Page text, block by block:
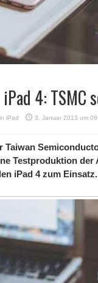
4: TSMC
in iPad 3. Januar 2013 um
Taiwan
Testproduktion
iPad 4 zum Einsatz.